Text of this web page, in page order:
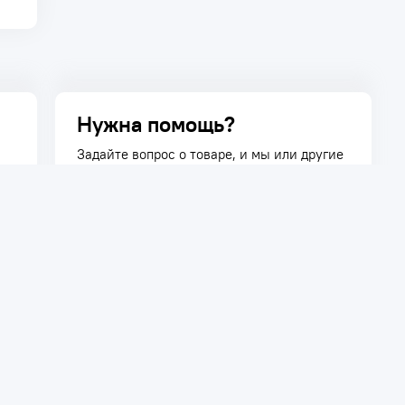
Нужна помощь?
Задайте вопрос о товаре, и мы или другие